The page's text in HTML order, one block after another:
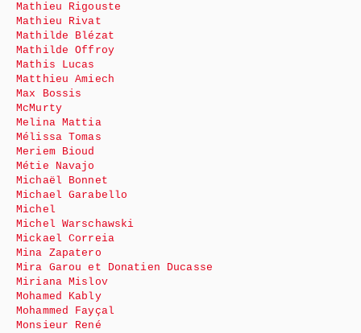
Mathieu Rigouste
Mathieu Rivat
Mathilde Blézat
Mathilde Offroy
Mathis Lucas
Matthieu Amiech
Max Bossis
McMurty
Melina Mattia
Mélissa Tomas
Meriem Bioud
Métie Navajo
Michaël Bonnet
Michael Garabello
Michel
Michel Warschawski
Mickael Correia
Mina Zapatero
Mira Garou et Donatien Ducasse
Miriana Mislov
Mohamed Kably
Mohammed Fayçal
Monsieur René